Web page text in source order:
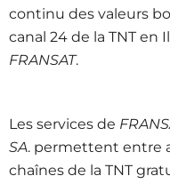
continu des valeurs
canal 24 de la TNT en
FRANSAT.
Les services de
SA. permettent entre
chaînes de la TNT